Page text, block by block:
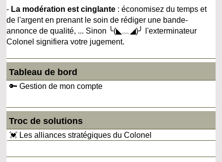
- La modération est cinglante : économisez du temps et
de l'argent en prenant le soin de rédiger une bande-
annonce de qualité, ... Sinon ╰(◣﹏◢)╯ l'exterminateur
Colonel signifiera votre jugement.
Tableau de bord
🔑 Gestion de mon compte
Troc de solutions
💓 Les alliances stratégiques du Colonel